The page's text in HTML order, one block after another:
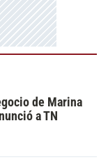
de Marina
a TN